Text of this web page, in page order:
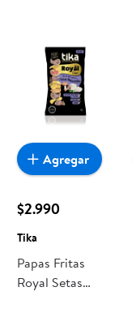
$2.990
Tika
Papas Fritas
Royal Setas
Agregar